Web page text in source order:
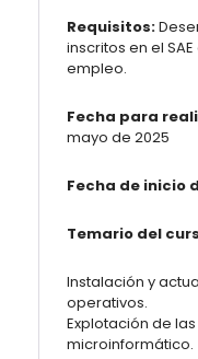
Requisitos:
inscritos en el
empleo.
Fecha para
mayo de 2025
Fecha de inicio
Temario del
Instalación y
operativos.
Explotación de
microinformático.